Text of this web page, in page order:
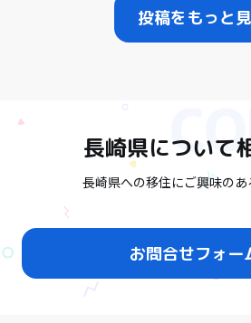
投稿をもっと
長崎県について
長崎県への移住にご興味のあ
お問合せフォー